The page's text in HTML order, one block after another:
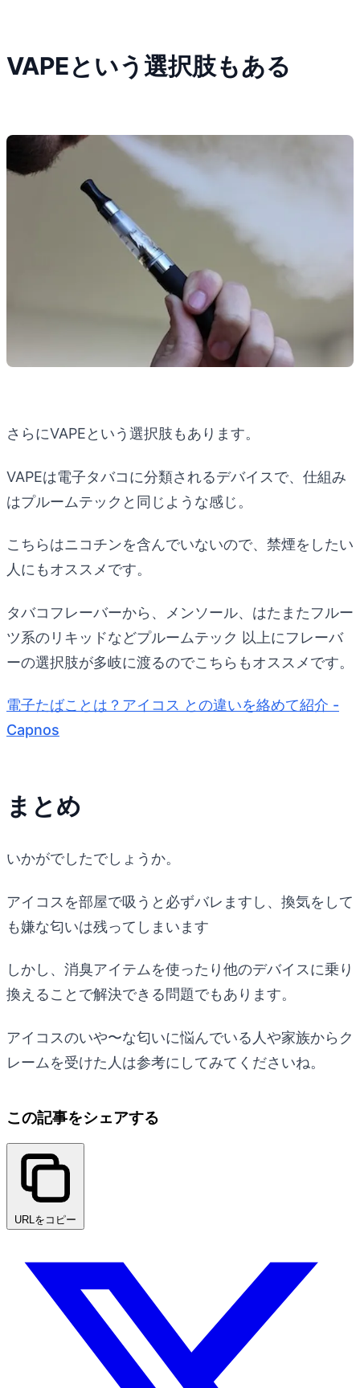
VAPEという選択肢もある
さらにVAPEという選択肢もあります。
VAPEは電子タバコに分類されるデバイスで、仕組み
はプルームテックと同じような感じ。
こちらはニコチンを含んでいないので、禁煙をしたい
人にもオススメです。
タバコフレーバーから、メンソール、はたまたフルー
ツ系のリキッドなどプルームテック 以上にフレーバ
ーの選択肢が多岐に渡るのでこちらもオススメです。
電子たばことは？アイコス との違いを絡めて紹介 -
Capnos
まとめ
いかがでしたでしょうか。
アイコスを部屋で吸うと必ずバレますし、換気をして
も嫌な匂いは残ってしまいます
しかし、消臭アイテムを使ったり他のデバイスに乗り
換えることで解決できる問題でもあります。
アイコスのいや〜な匂いに悩んでいる人や家族からク
レームを受けた人は参考にしてみてくださいね。
この記事をシェアする
URLをコピー